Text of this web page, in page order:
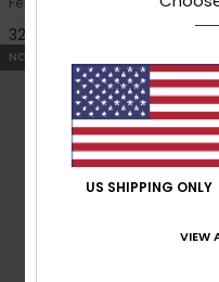
32,00 €
NOUVEAUTÉ
US SHIPPING ONLY
VIEW